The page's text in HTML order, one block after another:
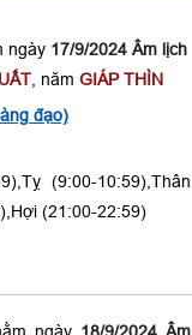
ngày 17/9/2024 Âm lịch
, năm GIÁP THÌN
đạo)
(9:00-10:59),Thân
(21:00-22:59)